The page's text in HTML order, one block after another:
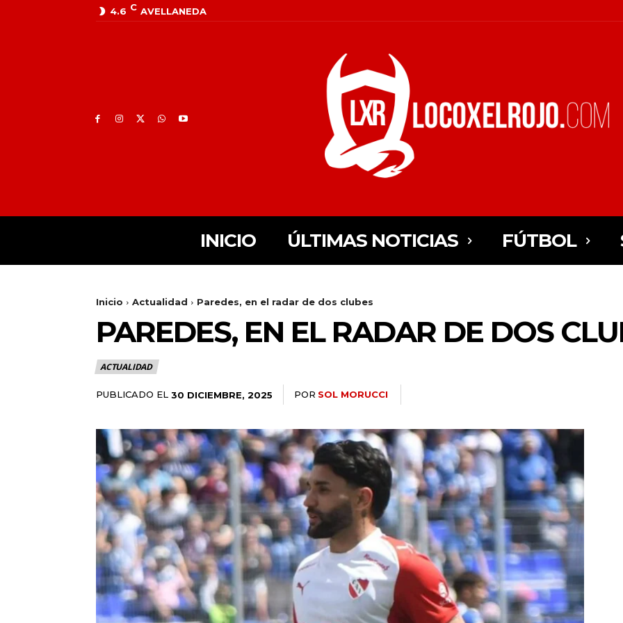
4.6 C AVELLANEDA
INICIO ÚLTIMAS NOTICIAS FÚTBOL
Inicio Actualidad Paredes, en el radar de dos clubes
PAREDES, EN EL RADAR DE DOS
ACTUALIDAD
PUBLICADO EL 30 DICIEMBRE, 2025 POR SOL MORUCCI